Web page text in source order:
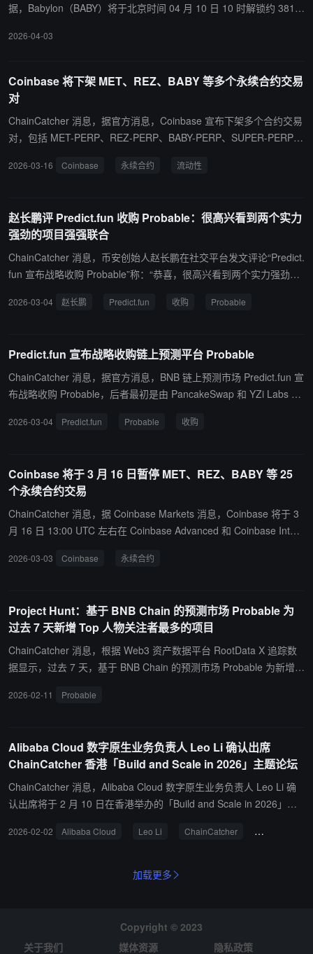
据，Babylon（BABY）将于北京时间 04 月 10 日 10 时解锁约 3812
2026-04-03
Coinbase 将下架 MET、REZ、BABY 等多个永续合约交易
对
ChainCatcher 消息，据官方消息，Coinbase 宣布下架多个合约交易
对，包括 MET-PERP、REZ-PERP、BABY-PERP、SUPER-PERP、
P、T-PERP、YB-PERP、WCT-PERP、HOME-PERP、NOT-PER
P、SXT-PERP、BB-PERP。 官方表示，将通过专注于那些始终满足
流动性和市场质量标准的产品，来维持高质量的衍生品市场。通过维
持这些标准，Coinbase 确保了上架产品的价格完整性，并为用户提
供更深的流动性和更好的交易体验。 通过精简其永续合约产品线，C
高质量的衍生品推向市场。在接下来的几个月里，Coinbase 将通过
2026-03-16 Coinbase 永续合约 流动性
赵长鹏评 Predict.fun 收购 Probable：很高兴看到两个实力
强劲的项目强强联合
ChainCatcher 消息，币安创始人赵长鹏在社交平台发文评论“Predict.
fun 宣布战略收购 Probable”称：“恭喜，很高兴看到两个实力强劲的
预测市场 Predict.fun 宣布战略收购 Probable，后者最初是由 Panca
化，从而进一步提升 Predict.fun 预测市场效率。
2026-03-04 赵长鹏 Predict.fun 收购 Probable
Predict.fun 宣布战略收购链上预测平台 Probable
ChainCatcher 消息，据官方消息，BNB 链上预测市场 Predict.fun 宣
布战略收购 Probable，后者最初是由 PancakeSwap 和 YZi Labs 孵
构改进、执行效率以及资金利用率方面的优化，从而进一步提升 Pre
2026-03-04 Predict.fun Probable 收购
Coinbase 将于 3 月 16 日暂停 MET、REZ、BABY 等 25
个永续合约交易
ChainCatcher 消息，据 Coinbase Markets 消息，Coinbase 将于 3
月 16 日 13:00 UTC 左右在 Coinbase Advanced 和 Coinbase Intern
RP、REZ-PERP、BABY-PERP、SUPER-PERP、SUSHI-PERP、G
ATI-PERP、DOGS-PERP、COW-PERP、GRT-PERP、DRIFT-PER
P、COOKIE-PERP、ARKM-PERP、B3-PERP、SXT-PERP 和 BB-P
ERP。 公告表示，在暂停时间点，所有剩余未平仓头寸将自动结算。
最终结算价格将按照交易暂停前 60 分钟的平均指数价格计算，最后
2026-03-03 Coinbase 永续合约
Project Hunt：基于 BNB Chain 的预测市场 Probable 为
过去 7 天新增 Top 人物关注者最多的项目
ChainCatcher 消息，根据 Web3 资产数据平台 RootData X 追踪数
据显示，过去 7 天，基于 BNB Chain 的预测市场 Probable 为新增 X
物包括加密货币分析师 Phyrex(@Phyrex_Ni)、空投博主何币 (@heb
2026-02-11 Probable
Alibaba Cloud 数字原生业务负责人 Leo Li 确认出席
ChainCatcher 香港「Build and Scale in 2026」主题论坛
ChainCatcher 消息，Alibaba Cloud 数字原生业务负责人 Leo Li 确
认出席将于 2 月 10 日在香港举办的「Build and Scale in 2026」主
联合举办，是 Consensus HongKong 大会重要周边活动之一。 阿里
了IaaS、PaaS和MaaS（包含Qwen、Wan和Fun三种模型），为全
I、支付、DeFi 等关键赛道展开深度讨论。活动旨在汇聚全球优质项
2026-02-02 Alibaba Cloud Leo Li ChainCatcher Build and
加载更多
Copyright © 2023
关于我们
媒体资源 隐私政策